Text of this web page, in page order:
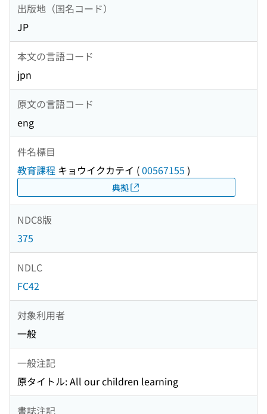
出版地（国名コード）
JP
本文の言語コード
jpn
原文の言語コード
eng
件名標目
教育課程 キョウイクカテイ (00567155 )
典拠
NDC8版
375
NDLC
FC42
対象利用者
一般
一般注記
原タイトル: All our children learning
書誌注記